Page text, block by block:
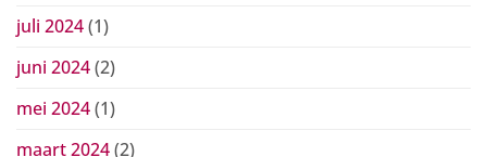
juli 2024(1)
juni 2024(2)
mei 2024(1)
maart 2024(2)